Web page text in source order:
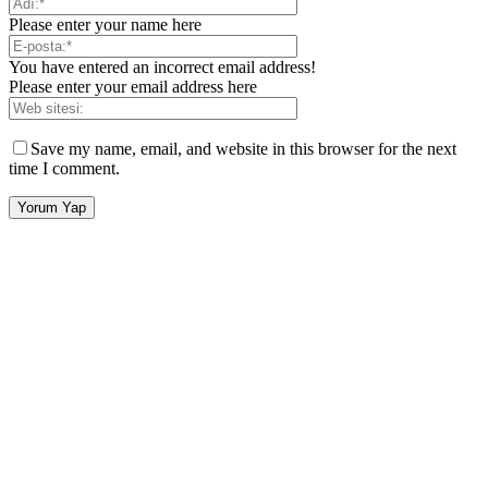
Please enter your name here
You have entered an incorrect email address!
Please enter your email address here
Save my name, email, and website in this browser for the next
time I comment.